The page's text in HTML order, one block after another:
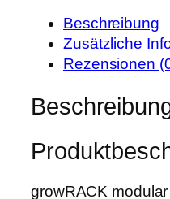
r
e
i
w
r
:
4
s
t
:
5
9
9
r
w
A
Beschreibung
Zusätzliche
Rezensionen
growRACK